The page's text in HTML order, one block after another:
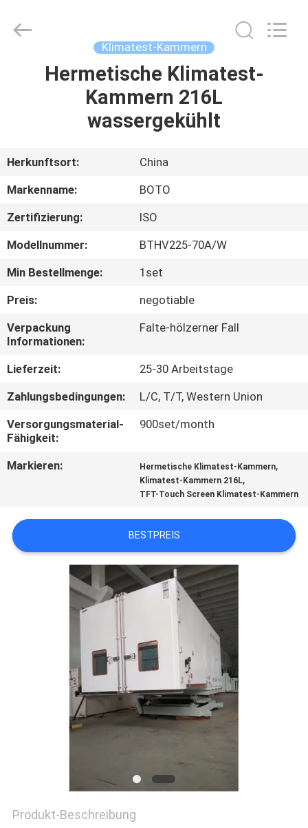
HAUS
PRODUKTE
ÜBER
UNS
FABRIK-
AUSFLUG
QUALITÄTSKONTROLLE
TRETEN
SIE
MIT
IN
VERBINDUNG
SIE EIN
ZITAT
SITEMAP
DATENSCHUTZRICHTLINIE
Klimatest-Kammern
Hermetische Klimatest-
Kammern 216L
wassergekühlt
Herkunftsort:
China
Markenname:
BOTO
Zertifizierung:
ISO
Modellnummer:
BTHV225-70A/W
Min Bestellmenge:
1set
Preis:
negotiable
Verpackung
Informationen:
Falte-hölzerner Fall
Lieferzeit:
25-30 Arbeitstage
Zahlungsbedingungen:
L/C, T/T, Western Union
Versorgungsmaterial-
Fähigkeit:
900set/month
Markieren: Hermetische Klimatest-Kammern,
Klimatest-Kammern 216L,
TFT-Touch Screen Klimatest-Kammern
BESTPREIS
Produkt-Beschreibung